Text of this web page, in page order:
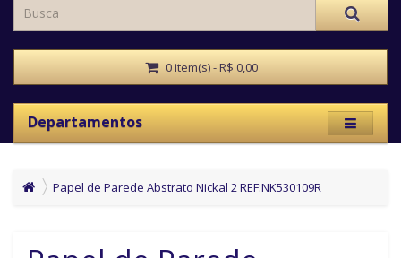
0 item(s) - R$ 0,00
Departamentos
Papel de Parede Abstrato Nickal 2 REF:NK530109R